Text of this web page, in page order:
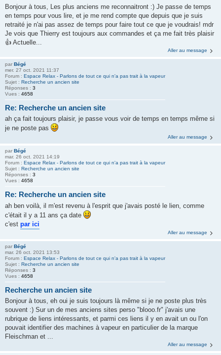
Bonjour à tous, Les plus anciens me reconnaitront :) Je passe de temps
en temps pour vous lire, et je me rend compte que depuis que je suis
retraité je n'ai pas assez de temps pour faire tout ce que je voudrais! mdr
Je vois que Thierry est toujours aux commandes et ça me fait très plaisir
👍 Actuelle...
Aller au message
par Bégé
mer. 27 oct. 2021 11:37
Forum : Espace Relax - Parlons de tout ce qui n'a pas trait à la vapeur
Sujet : Recherche un ancien site
Réponses : 3
Vues : 4658
Re: Recherche un ancien site
ah ça fait toujours plaisir, je passe vous voir de temps en temps même si
je ne poste pas
Aller au message
par Bégé
mar. 26 oct. 2021 14:19
Forum : Espace Relax - Parlons de tout ce qui n'a pas trait à la vapeur
Sujet : Recherche un ancien site
Réponses : 3
Vues : 4658
Re: Recherche un ancien site
ah ben voilà, il m'est revenu à l'esprit que j'avais posté le lien, comme
c'était il y a 11 ans ça date
c'est par ici
Aller au message
par Bégé
mar. 26 oct. 2021 13:53
Forum : Espace Relax - Parlons de tout ce qui n'a pas trait à la vapeur
Sujet : Recherche un ancien site
Réponses : 3
Vues : 4658
Recherche un ancien site
Bonjour à tous, eh oui je suis toujours là même si je ne poste plus très
souvent :) Sur un de mes anciens sites perso "blooo.fr" j'avais une
rubrique de liens intéressants, et parmi ces liens il y en avait un ou l'on
pouvait identifier des machines à vapeur en particulier de la marque
Fleischman et ...
Aller au message